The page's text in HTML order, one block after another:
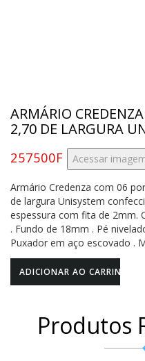
ARMÁRIO
2,70 DE LARGURA
257500F Acessar
Armário Credenza com 06
de largura Unisystem
espessura com fita de 2mm.
. Fundo de 18mm . Pé
Puxador em aço escovado .
Produtos